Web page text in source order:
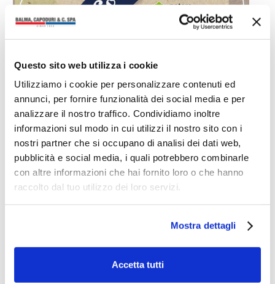
Questo sito web utilizza i cookie
Utilizziamo i cookie per personalizzare contenuti ed
annunci, per fornire funzionalità dei social media e per
analizzare il nostro traffico. Condividiamo inoltre
informazioni sul modo in cui utilizzi il nostro sito con i
nostri partner che si occupano di analisi dei dati web,
pubblicità e social media, i quali potrebbero combinarle
con altre informazioni che hai fornito loro o che hanno
raccolto dal tuo utilizzo dei loro servizi.
Mostra dettagli
Accetta tutti
Ti potrebbero interessare anche